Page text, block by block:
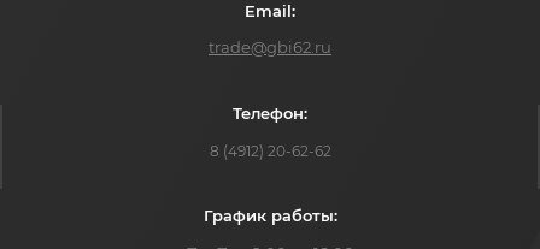
Email:
trade@gbi62.ru
Телефон:
8 (4912) 20-62-62
График работы: